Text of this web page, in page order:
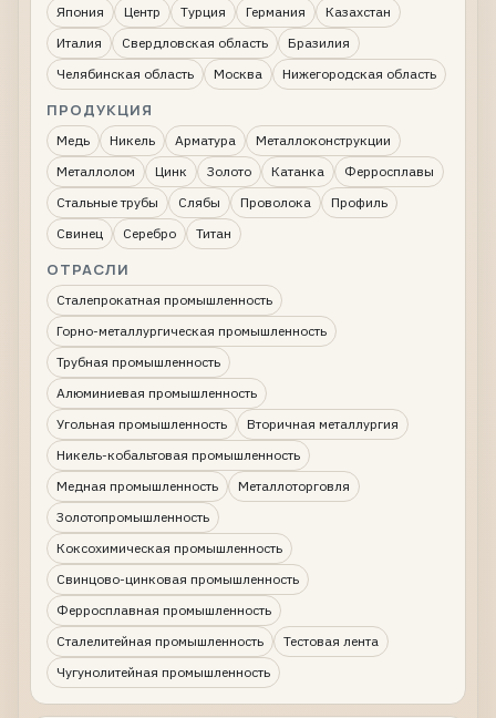
Япония
Центр Турция Германия
Казахстан
Италия
Свердловская область
Бразилия
Челябинская область
Москва Нижегородская область
ПРОДУКЦИЯ
Медь Никель Арматура
Металлоконструкции
Металлолом
Цинк Золото Катанка
Ферросплавы
Стальные трубы
Слябы Проволока
Профиль
Свинец
Серебро Титан
ОТРАСЛИ
Сталепрокатная промышленность
Горно-металлургическая промышленность
Трубная промышленность
Алюминиевая промышленность
Угольная промышленность
Вторичная металлургия
Никель-кобальтовая промышленность
Медная промышленность
Металлоторговля
Золотопромышленность
Коксохимическая промышленность
Свинцово-цинковая промышленность
Ферросплавная промышленность
Сталелитейная промышленность
Тестовая лента
Чугунолитейная промышленность